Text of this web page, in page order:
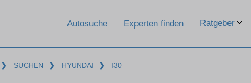
Autosuche Experten finden Ratgeber
❯ SUCHEN ❯ HYUNDAI ❯ I30